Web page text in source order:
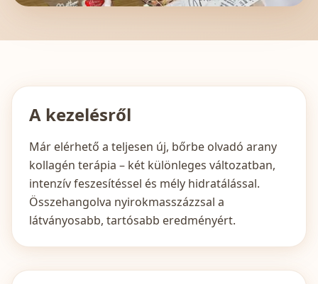
A kezelésről
Már elérhető a teljesen új, bőrbe olvadó arany
kollagén terápia – két különleges változatban,
intenzív feszesítéssel és mély hidratálással.
Összehangolva nyirokmasszázzsal a
látványosabb, tartósabb eredményért.